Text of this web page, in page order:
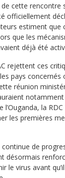
cette rencontre
officiellement
estiment que
que les
déjà été
rejettent ces
pays concernés
réunion
notamment
la
les premières
de
désormais
le virus avant qu’il